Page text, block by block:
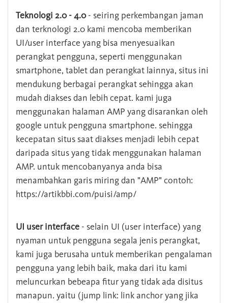
Teknologi 2.0 - 4.0- seiring perkembangan jaman
dan terknologi 2.0 kami mencoba memberikan
UI/user interface yang bisa menyesuaikan
perangkat pengguna, seperti menggunakan
smartphone, tablet dan perangkat lainnya, situs ini
mendukung berbagai perangkat sehingga akan
mudah diakses dan lebih cepat. kami juga
menggunakan halaman AMP yang disarankan oleh
google untuk pengguna smartphone. sehingga
kecepatan situs saat diakses menjadi lebih cepat
daripada situs yang tidak menggunakan halaman
AMP. untuk mencobanyanya anda bisa
menambahkan garis miring dan "AMP" contoh:
https://artikbbi.com/puisi/amp/
UI user interface - selain UI (user interface) yang
nyaman untuk pengguna segala jenis perangkat,
kami juga berusaha untuk memberikan pengalaman
pengguna yang lebih baik, maka dari itu kami
meluncurkan bebeapa fitur yang tidak ada disitus
manapun. yaitu (jump link: link anchor yang jika